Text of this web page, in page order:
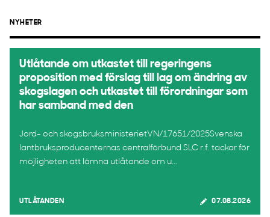
NYHETER
Utlåtande om utkastet till regeringens
proposition med förslag till lag om ändring av
skogslagen och utkastet till förordningar som
har samband med den
Jord- och skogsbruksministerietVN/17651/2025Svenska
lantbruksproducenternas centralförbund SLC r.f. tackar för
möjligheten att lämna utlåtande om u...
UTLÅTANDEN 07.08.2026